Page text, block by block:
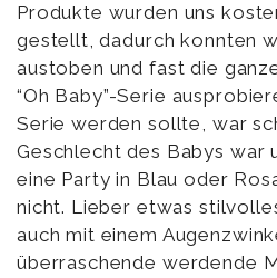
Produkte wurden uns
gestellt, dadurch konnten
austoben und fast die
“Oh Baby”-Serie
Serie werden sollte, war
Geschlecht des Babys war
eine Party in Blau oder
nicht. Lieber etwas
auch mit einem
überraschende werdende